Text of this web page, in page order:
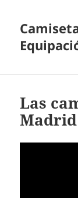
Las
Madrid